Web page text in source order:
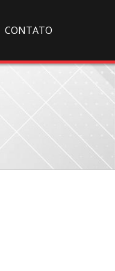
CONTATO